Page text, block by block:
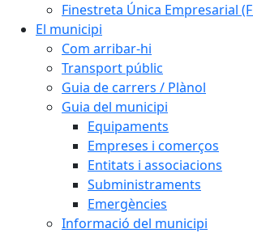
Finestreta Única Empresarial
El municipi
Com arribar-hi
Transport públic
Guia de carrers / Plànol
Guia del municipi
Equipaments
Empreses i comerços
Entitats i associacions
Subministraments
Emergències
Informació del municipi